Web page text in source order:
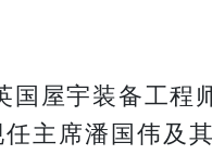
国屋宇装备工
主席潘国伟及